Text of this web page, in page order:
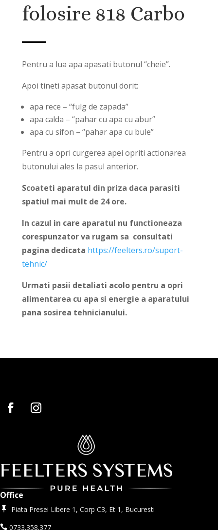
folosire 818 Carbo
Pentru a lua apa apasati butonul “cheie”.
Apoi tineti apasat butonul dorit:
apa rece – “fulg de zapada”
apa calda – “pahar cu apa cu abur”
apa cu sifon – “pahar apa cu bule”
Pentru a opri curgerea apei opriti actionarea
butonului ales la pasul anterior.
Scoateti aparatul din priza daca parasiti
spatiul mai mult de 24 ore.
In cazul in care aparatul nu functioneaza
corespunzator va rugam sa consultati
pagina dedicata https://feelters.ro/suport-
tehnic/
Urmati pasii detaliati acolo pentru a opri
alimentarea cu apa si energie a aparatului
pana sosirea tehnicianului.
Office
 Piata Presei Libere 1, Corp C3, Et 1, Bucuresti
 0733.358.377